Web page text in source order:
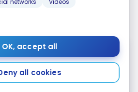
networks Videos
OK, accept all
all cookies
cartes avec remises en